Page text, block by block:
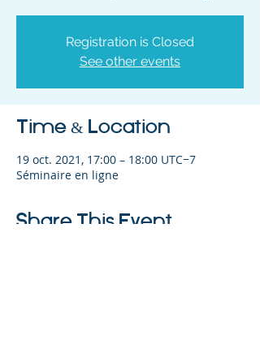
Registration is Closed
See other events
Time & Location
19 oct. 2021, 17:00 – 18:00 UTC−7
Séminaire en ligne
Share This Event